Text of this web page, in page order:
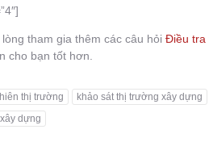
lòng tham gia thêm các câu hỏi Điều tra
cho bạn tốt hơn.
thị trường khảo sát thị trường xây dựng
dựng